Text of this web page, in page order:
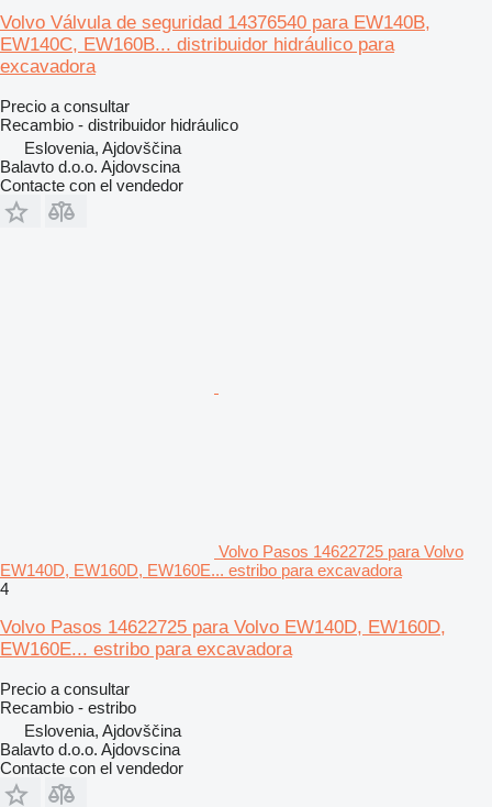
Volvo Válvula de seguridad 14376540 para EW140B,
EW140C, EW160B... distribuidor hidráulico para
excavadora
Precio a consultar
Recambio - distribuidor hidráulico
Eslovenia, Ajdovščina
Balavto d.o.o. Ajdovscina
Contacte con el vendedor
Volvo Pasos 14622725 para Volvo
EW140D, EW160D, EW160E... estribo para excavadora
4
Volvo Pasos 14622725 para Volvo EW140D, EW160D,
EW160E... estribo para excavadora
Precio a consultar
Recambio - estribo
Eslovenia, Ajdovščina
Balavto d.o.o. Ajdovscina
Contacte con el vendedor